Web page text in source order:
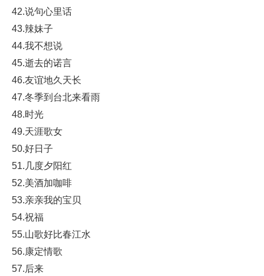
42.说句心里话
43.辣妹子
44.我不想说
45.逝去的诺言
46.友谊地久天长
47.冬季到台北来看雨
48.时光
49.天涯歌女
50.好日子
51.几度夕阳红
52.美酒加咖啡
53.亲亲我的宝贝
54.祝福
55.山歌好比春江水
56.康定情歌
57.后来